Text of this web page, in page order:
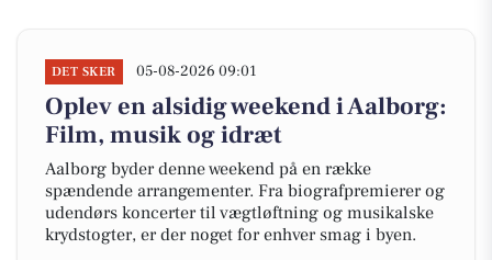
DET SKER 05-08-2026 09:01
Oplev en alsidig weekend i Aalborg:
Film, musik og idræt
Aalborg byder denne weekend på en række
spændende arrangementer. Fra biografpremierer og
udendørs koncerter til vægtløftning og musikalske
krydstogter, er der noget for enhver smag i byen.